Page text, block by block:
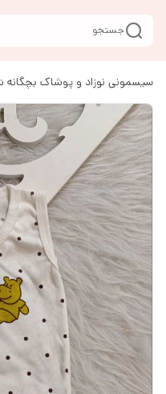
جستجو
سیسمونی نوزاد و پوشاک بچگانه